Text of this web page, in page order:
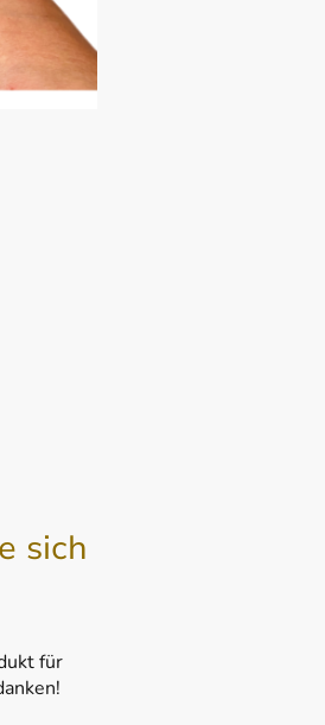
sich
für